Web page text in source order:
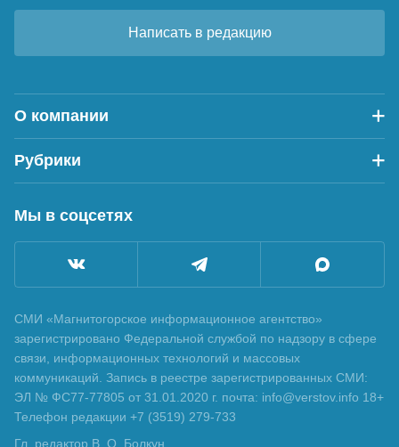
Написать в редакцию
О компании
Рубрики
Мы в соцсетях
СМИ «Магнитогорское информационное агентство»
зарегистрировано Федеральной службой по надзору в сфере
связи, информационных технологий и массовых
коммуникаций. Запись в реестре зарегистрированных СМИ:
ЭЛ № ФС77-77805 от 31.01.2020 г. почта: info@verstov.info 18+
Телефон редакции +7 (3519) 279-733
Гл. редактор В. О. Болкун